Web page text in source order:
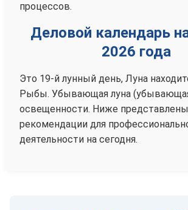
процессов.
Деловой календарь
2026 года
Это 19-й лунный день, Луна
Рыбы. Убывающая луна
освещенности. Ниже представлены
рекомендации для
деятельности на сегодня.